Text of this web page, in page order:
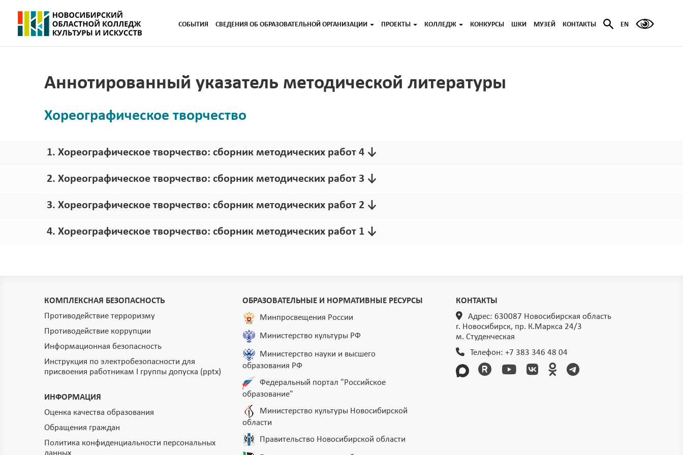
СОБЫТИЯ СВЕДЕНИЯ ОБ ОБРАЗОВАТЕЛЬНОЙ ОРГАНИЗАЦИИ ПРОЕКТЫ КОЛЛЕДЖ КОНКУРСЫ ШКИ МУЗЕЙ КОНТАКТЫ EN
Аннотированный указатель методической литературы
Хореографическое творчество
1. Хореографическое творчество: сборник методических работ 4 ↓
2. Хореографическое творчество: сборник методических работ 3 ↓
3. Хореографическое творчество: сборник методических работ 2 ↓
4. Хореографическое творчество: сборник методических работ 1 ↓
КОМПЛЕКСНАЯ БЕЗОПАСНОСТЬ
Противодействие терроризму
Противодействие коррупции
Информационная безопасность
Инструкция по электробезопасности для
присвоения работникам I группы допуска (pptx)
ИНФОРМАЦИЯ
Оценка качества образования
Обращения граждан
Политика конфиденциальности персональных
данных
ОБРАЗОВАТЕЛЬНЫЕ И НОРМАТИВНЫЕ РЕСУРСЫ
Минпросвещения России
Министерство культуры РФ
Министерство науки и высшего
образования РФ
Федеральный портал "Российское
образование"
Министерство культуры Новосибирской
области
Правительство Новосибирской области
КОНТАКТЫ
Адрес: 630087 Новосибирская область
г. Новосибирск, пр. К.Маркса 24/3
м. Студенческая
Телефон: +7 383 346 48 04